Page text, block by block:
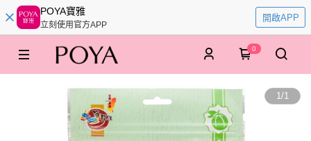
POYA寶雅
立刻使用官方APP
開啟APP
0
1/1